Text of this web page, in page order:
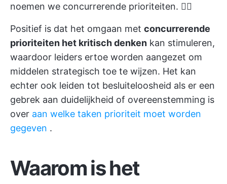
noemen we concurrerende prioriteiten. 🤼‍♂️
Positief is dat het omgaan met concurrerende
prioriteiten het kritisch denken kan stimuleren,
waardoor leiders ertoe worden aangezet om
middelen strategisch toe te wijzen. Het kan
echter ook leiden tot besluiteloosheid als er een
gebrek aan duidelijkheid of overeenstemming is
over aan welke taken prioriteit moet worden
gegeven .
Waarom is het